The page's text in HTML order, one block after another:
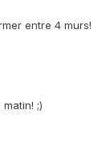
entre 4 murs!
;)